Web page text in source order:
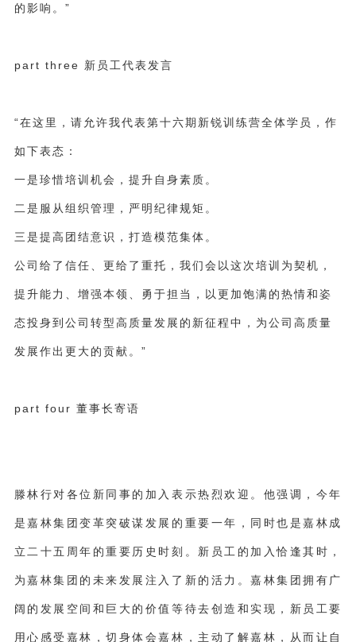
的影响。”
part three 新员工代表发言
“在这里，请允许我代表第十六期新锐训练营全体学员，作
如下表态：
一是珍惜培训机会，提升自身素质。
二是服从组织管理，严明纪律规矩。
三是提高团结意识，打造模范集体。
公司给了信任、更给了重托，我们会 以这次培训为契机，
提升能力、增强本领、勇于担当，以更加饱满的热情和姿
态投身到公司转型高质量发展的新征程中，为公司高质量
发展作出更大的贡献。 ”
part four 董事长寄语
滕林行对各位新同事的加入表示热烈欢迎。他强调，今年
是嘉林集团变革突破谋发展的重要一年， 同时也是嘉林成
立二十五周年的重要历史时刻。新员工的加入恰逢其时，
为嘉林集团的未来发展注入了新的活力。嘉林集团拥有广
阔的发展空间和巨大的价值等待去创造和实现，新员工要
用心感受嘉林，切身体会嘉林，主动了解嘉林，从而让自